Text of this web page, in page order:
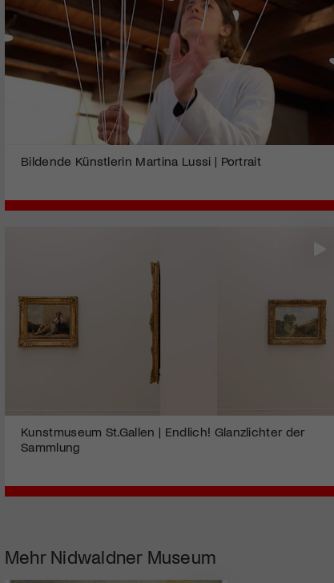
Bildende Künstlerin Martina Lussi | Portrait
Kunstmuseum St.Gallen | Endlich! Glanzlichter der
Sammlung
Mehr Nidwaldner Museum